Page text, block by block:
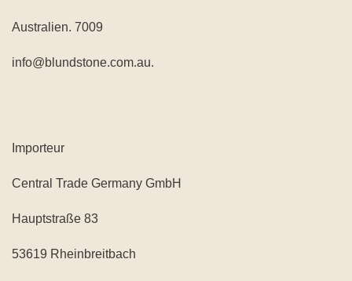
Australien. 7009
info@blundstone.com.au.
Importeur
Central Trade Germany GmbH
Hauptstraße 83
53619 Rheinbreitbach